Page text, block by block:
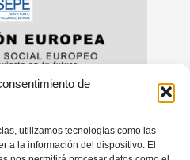
de
utilizamos tecnologías como las
a la información del dispositivo. El
_